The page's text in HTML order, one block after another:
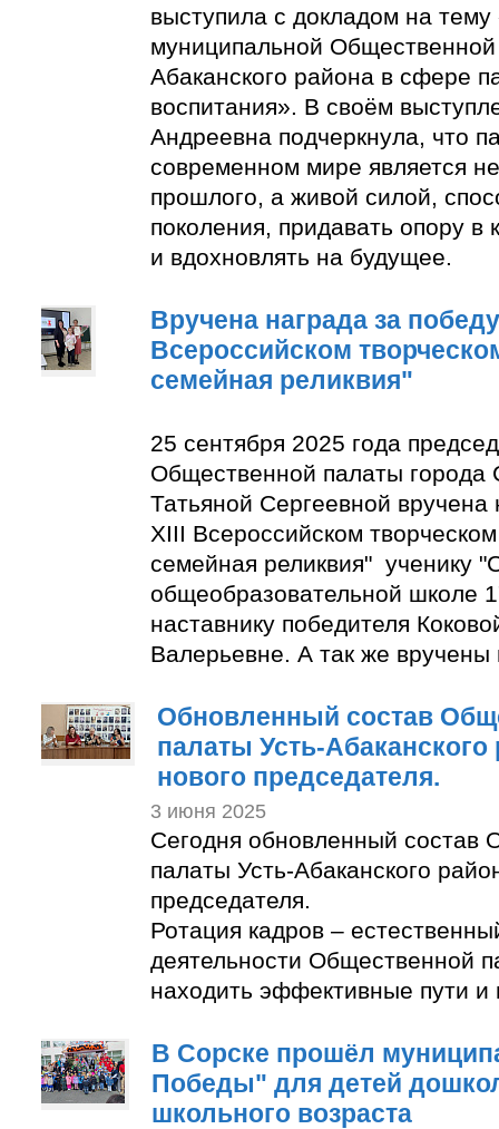
выступила с докладом на
муниципальной
Абаканского района в сфере
воспитания». В своём
Андреевна подчеркнула, что
современном мире является
прошлого, а живой силой,
поколения, придавать опору в
и вдохновлять на будущее.
Вручена награда за
Всероссийском
семейная реликвия"
25 сентября 2025 года
Общественной палаты города
Татьяной Сергеевной вручена
XIII Всероссийском
семейная реликвия" ученику
общеобразовательной школе
наставнику победителя
Валерьевне. А так же вручены
Обновленный состав
палаты Усть-
нового председателя.
3 июня 2025
Сегодня обновленный состав
палаты Усть-Абаканского
председателя.
Ротация кадров –
деятельности Общественной
находить эффективные пути
В Сорске прошёл
Победы" для детей
школьного возраста